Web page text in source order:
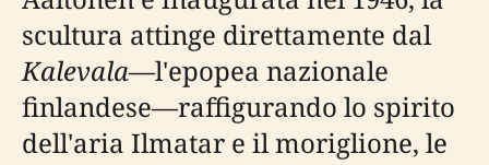
scultura attinge direttamente dal
Kalevala—l'epopea nazionale
finlandese—raffigurando lo spirito
dell'aria Ilmatar e il moriglione, le